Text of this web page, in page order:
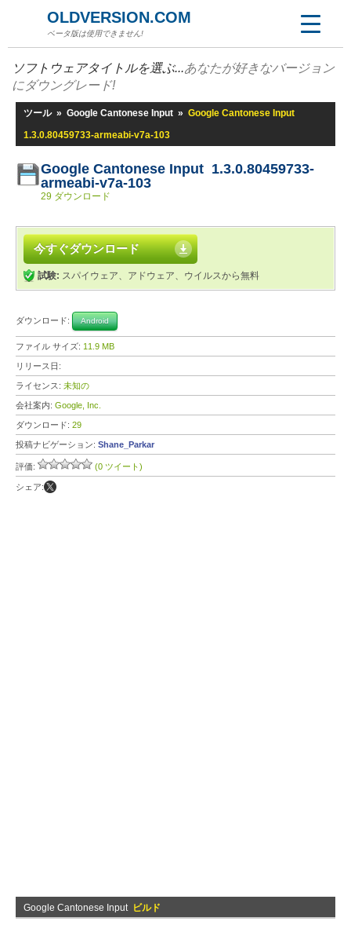
OLDVERSION.COM
ベータ版は使用できません!
ソフトウェアタイトルを選ぶ...あなたが好きなバージョン
にダウングレード!
ツール » Google Cantonese Input » Google Cantonese Input
1.3.0.80459733-armeabi-v7a-103
Google Cantonese Input 1.3.0.80459733-
armeabi-v7a-103
29 ダウンロード
今すぐダウンロード
試験: スパイウェア、アドウェア、ウイルスから無料
ダウンロード: Android
ファイル サイズ: 11.9 MB
リリース日:
ライセンス: 未知の
会社案内: Google, Inc.
ダウンロード: 29
投稿ナビゲーション: Shane_Parkar
評価: (0 ツイート)
シェア:
Google Cantonese Input ビルド